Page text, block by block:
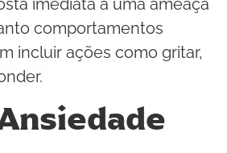
comportamentos
incluir ações como gritar,